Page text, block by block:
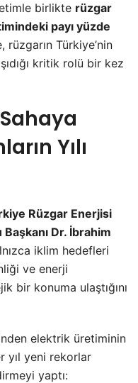
birlikte rüzgar
payı yüzde
rüzgarın Türkiye’nin
kritik rolü bir kez
Yılı
Rüzgar Enerjisi
Dr. İbrahim
iklim hedefleri
ve enerji
bir konuma ulaştığını
elektrik üretiminin
yıl yeni rekorlar
yaptı: